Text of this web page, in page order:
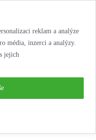
reklam a analýze
média, inzerci a analýzy.
jejich